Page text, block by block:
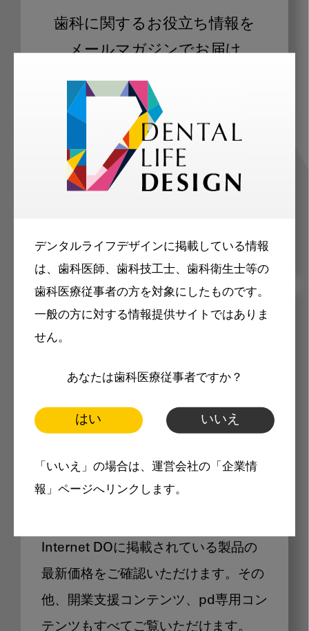
デンタルライフデザインに掲載している情報
は、歯科医師、歯科技工士、歯科衛生士等の
歯科医療従事者の方を対象にしたものです。
一般の方に対する情報提供サイトではありま
せん。
あなたは歯科医療従事者ですか？
はい いいえ
「いいえ」の場合は、運営会社の「企業情
報」ページへリンクします。
歯科に関するお役立ち情報を
メールマガジンでお届け
ご登録いただいた職種（歯科医師、歯
科衛生士、歯科技工士）に合わせた内
容のメールマガジンをお届けします。
メリット
製品価格も閲覧可能
Internet DOに掲載されている製品の
最新価格をご確認いただけます。その
他、開業支援コンテンツ、pd専用コン
テンツもすべてご覧いただけます。